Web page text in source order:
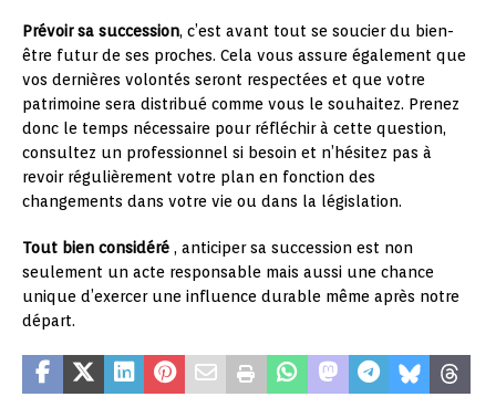
Prévoir sa succession, c’est avant tout se soucier du bien-
être futur de ses proches. Cela vous assure également que
vos dernières volontés seront respectées et que votre
patrimoine sera distribué comme vous le souhaitez. Prenez
donc le temps nécessaire pour réfléchir à cette question,
consultez un professionnel si besoin et n’hésitez pas à
revoir régulièrement votre plan en fonction des
changements dans votre vie ou dans la législation.
Tout bien considéré , anticiper sa succession est non
seulement un acte responsable mais aussi une chance
unique d’exercer une influence durable même après notre
départ.